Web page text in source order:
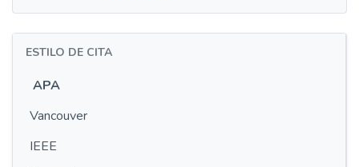
ESTILO DE CITA
APA
Vancouver
IEEE